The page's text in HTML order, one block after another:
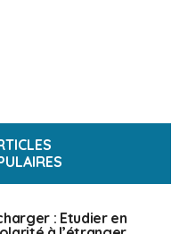
: Etudier en